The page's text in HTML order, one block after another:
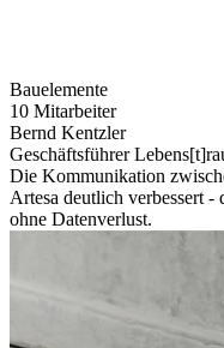
Bauelemente
10 Mitarbeiter
Bernd Kentzler
Geschäftsführer
Die Kommunikation
Artesa deutlich verbessert
ohne Datenverlust.